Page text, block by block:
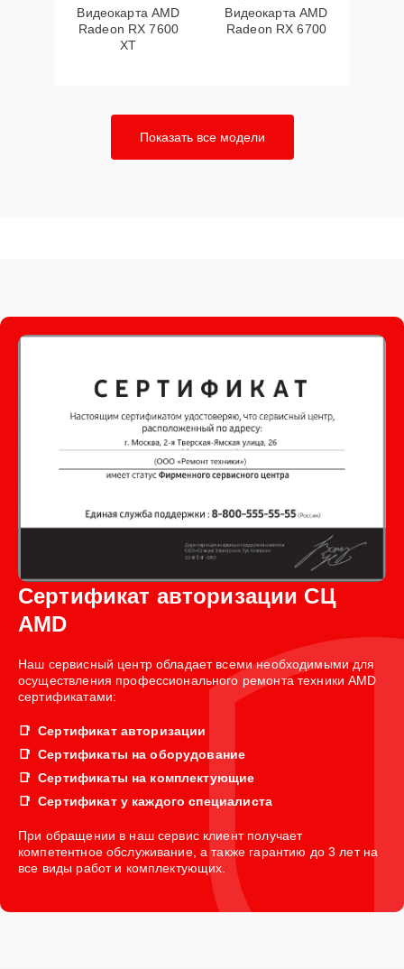
Видеокарта AMD
Radeon RX 7600
XT
Видеокарта AMD
Radeon RX 6700
Показать все модели
Сертификат авторизации СЦ
AMD
Наш сервисный центр обладает всеми необходимыми для
осуществления профессионального ремонта техники AMD
сертификатами:
Сертификат авторизации
Сертификаты на оборудование
Сертификаты на комплектующие
Сертификат у каждого специалиста
При обращении в наш сервис клиент получает
компетентное обслуживание, а также гарантию до 3 лет на
все виды работ и комплектующих.